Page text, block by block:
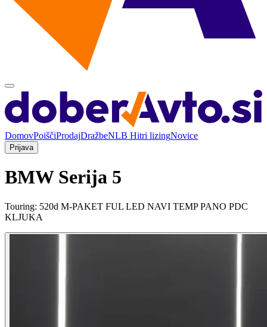
DomovPoiščiProdajDražbeNLB Hitri lizingNovice
Prijava
BMW Serija 5
Touring: 520d M-PAKET FUL LED NAVI TEMP PANO PDC
KLJUKA